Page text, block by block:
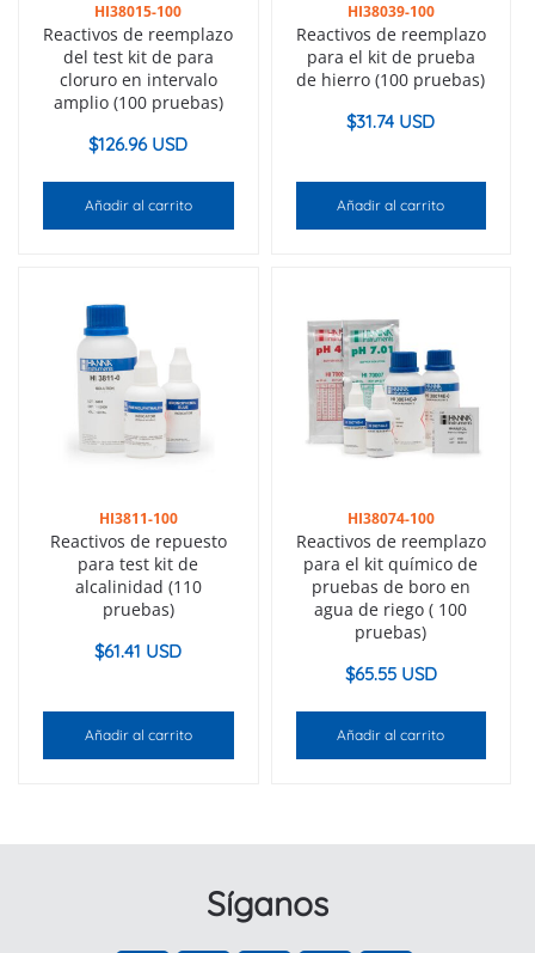
HI38015-100
Reactivos de reemplazo
del test kit de para
cloruro en intervalo
amplio (100 pruebas)
$126.96 USD
Añadir al carrito
HI38039-100
Reactivos de reemplazo
para el kit de prueba
de hierro (100 pruebas)
$31.74 USD
Añadir al carrito
HI3811-100
Reactivos de repuesto
para test kit de
alcalinidad (110
pruebas)
$61.41 USD
Añadir al carrito
HI38074-100
Reactivos de reemplazo
para el kit químico de
pruebas de boro en
agua de riego ( 100
pruebas)
$65.55 USD
Añadir al carrito
Síganos